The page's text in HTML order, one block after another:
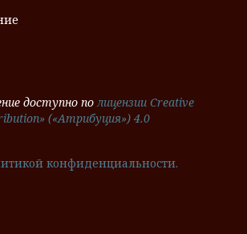
доступно полицензии Creative
(«Атрибуция») 4.0
конфиденциальности.